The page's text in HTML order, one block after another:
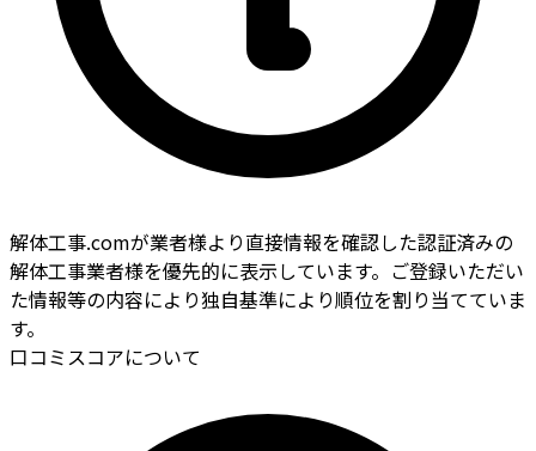
解体工事.comが業者様より直接情報を確認した認証済みの
解体工事業者様を優先的に表示しています。ご登録いただい
た情報等の内容により独自基準により順位を割り当てていま
す。
口コミスコアについて